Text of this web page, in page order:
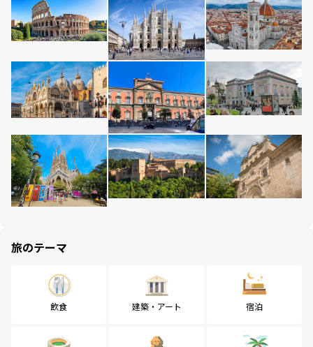
旅のテーマ
飲食 建築・アート 宿泊